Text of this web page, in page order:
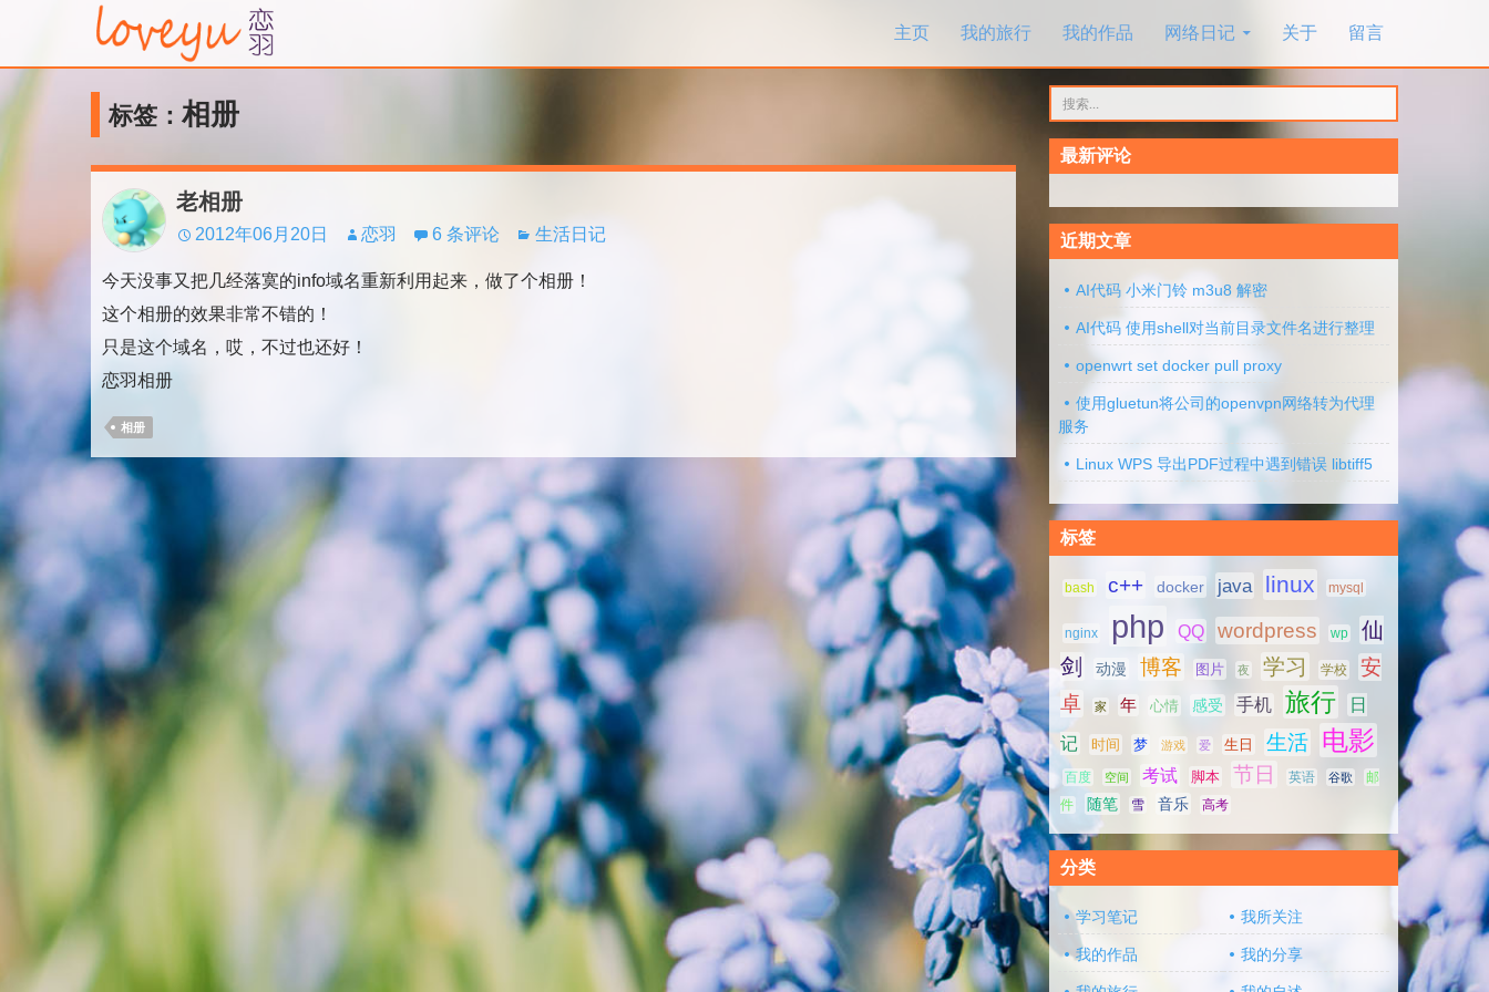
主页
我的旅行 我的作品 网络日记 关于 留言
标签： 相册
老相册
2012年06月20日 恋羽 6 条评论 生活日记
今天没事又把几经落寞的info域名重新利用起来，做了个相册！
这个相册的效果非常不错的！
只是这个域名，哎，不过也还好！
恋羽相册
相册
索：
最新评论
近期文章
AI代码 小米门铃 m3u8 解密
AI代码 使用shell对当前目录文件名进行整理
openwrt set docker pull proxy
使用gluetun将公司的openvpn网络转为代理
服务
Linux WPS 导出PDF过程中遇到错误 libtiff5
标签
bash c++ docker java linux mysql
nginx php QQ wordpress wp
仙
剑
动漫 博客 图片 夜 学习 学校
安
卓
家 年 心情 感受 手机 旅行 日
记 时间 梦 游戏 爱 生日 生活 电影
百度 空间 考试 脚本 节日 英语 谷歌 邮
件 随笔 雪 音乐 高考
分类
学习笔记 我所关注
我的作品 我的分享